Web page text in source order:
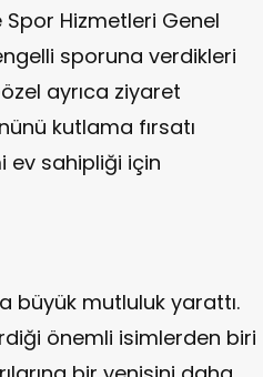
Spor Hizmetleri Genel
sporuna verdikleri
ayrıca ziyaret
kutlama fırsatı
ev sahipliği için
büyük mutluluk yarattı.
önemli isimlerden biri